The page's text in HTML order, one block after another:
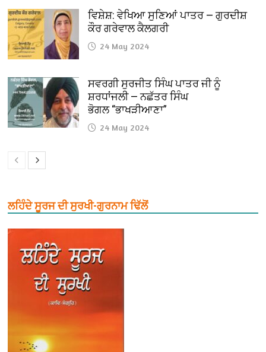
ਵਿਸ਼ੇਸ਼: ਵੇਖਿਆ ਸੁਣਿਆਂ ਪਾਤਰ — ਗੁਰਦੀਸ਼
ਕੌਰ ਗਰੇਵਾਲ ਕੈਲਗਰੀ
24 May 2024
ਸਵਰਗੀ ਸੁਰਜੀਤ ਸਿੰਘ ਪਾਤਰ ਜੀ ਨੂੰ
ਸ਼ਰਧਾਂਜਲੀ — ਨਛੱਤਰ ਸਿੰਘ
ਭੋਗਲ “ਭਾਖੜੀਆਣਾ”
24 May 2024
ਲਹਿੰਦੇ ਸੂਰਜ ਦੀ ਸੁਰਖੀ-ਗੁਰਨਾਮ ਢਿੱਲੋਂ